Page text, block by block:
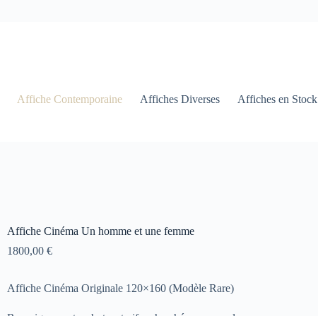
Affiche Contemporaine Affiches Diverses Affiches en Stock
Affiche Cinéma Un homme et une femme
1800,00 €
Affiche Cinéma Originale 120×160 (Modèle Rare)